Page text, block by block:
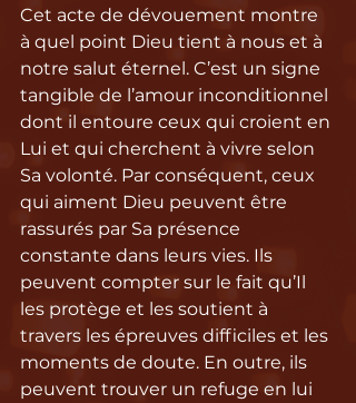
Cet acte de dévouement montre
à quel point Dieu tient à nous et à
notre salut éternel. C’est un signe
tangible de l’amour inconditionnel
dont il entoure ceux qui croient en
Lui et qui cherchent à vivre selon
Sa volonté. Par conséquent, ceux
qui aiment Dieu peuvent être
rassurés par Sa présence
constante dans leurs vies. Ils
peuvent compter sur le fait qu’Il
les protège et les soutient à
travers les épreuves difficiles et les
moments de doute. En outre, ils
peuvent trouver un refuge en lui